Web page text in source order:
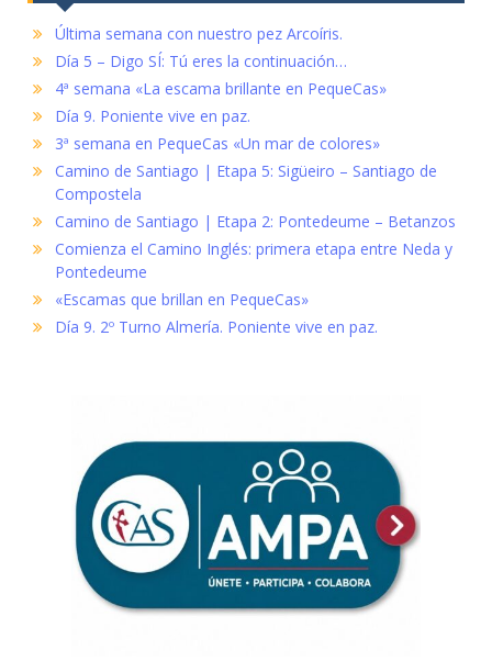
Última semana con nuestro pez Arcoíris.
Día 5 – Digo SÍ: Tú eres la continuación…
4ª semana «La escama brillante en PequeCas»
Día 9. Poniente vive en paz.
3ª semana en PequeCas «Un mar de colores»
Camino de Santiago | Etapa 5: Sigüeiro – Santiago de
Compostela
Camino de Santiago | Etapa 2: Pontedeume – Betanzos
Comienza el Camino Inglés: primera etapa entre Neda y
Pontedeume
«Escamas que brillan en PequeCas»
Día 9. 2º Turno Almería. Poniente vive en paz.